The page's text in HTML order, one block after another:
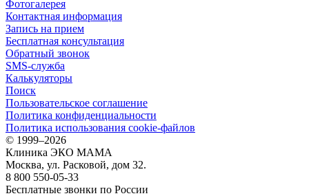
Фотогалерея
Контактная информация
Запись на прием
Бесплатная консультация
Обратный звонок
SMS-служба
Калькуляторы
Поиск
Пользовательское соглашение
Политика конфиденциальности
Политика использования cookie-файлов
© 1999–2026
Клиника ЭКО МАМА
Москва, ул. Расковой, дом 32.
8 800 550-05-33
Бесплатные звонки по России